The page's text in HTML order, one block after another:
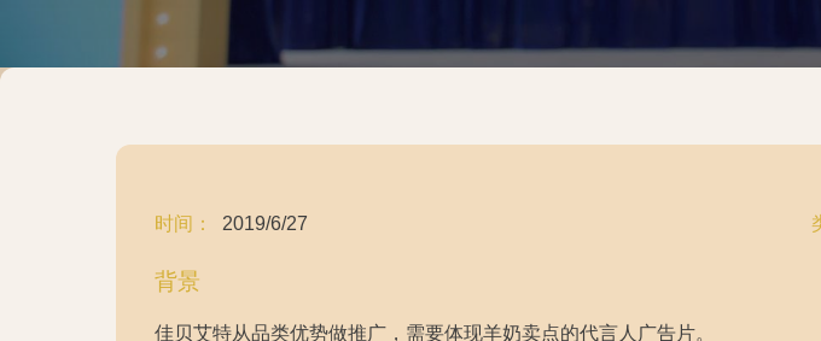
时间： 2019/6/27
背景
佳贝艾特从品类优势做推广，需要体现羊奶卖点的代言人广告片。